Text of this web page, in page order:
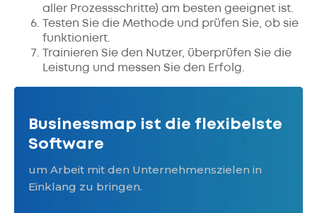
aller Prozessschritte) am besten geeignet ist.
Testen Sie die Methode und prüfen Sie, ob sie
funktioniert.
Trainieren Sie den Nutzer, überprüfen Sie die
Leistung und messen Sie den Erfolg.
Businessmap ist die flexibelste
Software
um Arbeit mit den Unternehmenszielen in
Einklang zu bringen.